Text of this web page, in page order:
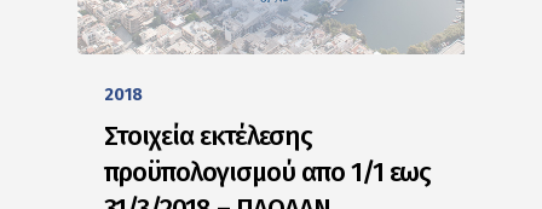
2018
Στοιχεία εκτέλεσης
προϋπολογισμού απο 1/1 εως